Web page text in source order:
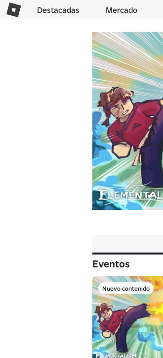
Destacadas Mercado
Eventos
Nuevo contenido